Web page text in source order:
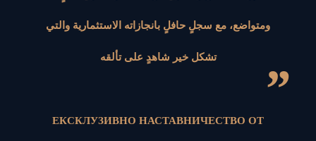
ومتواضع، مع سجلٍ حافلٍ بانجازاته الاستثمارية والتي
تشكل خير شاهدٍ على تألقه
”
ЕКСКЛУЗИВНО НАСТАВНИЧЕСТВО ОТ